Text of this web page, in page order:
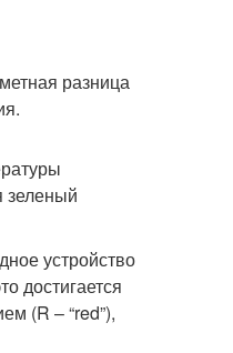
разница
зеленый
устройство
достигается
(R – “red”),